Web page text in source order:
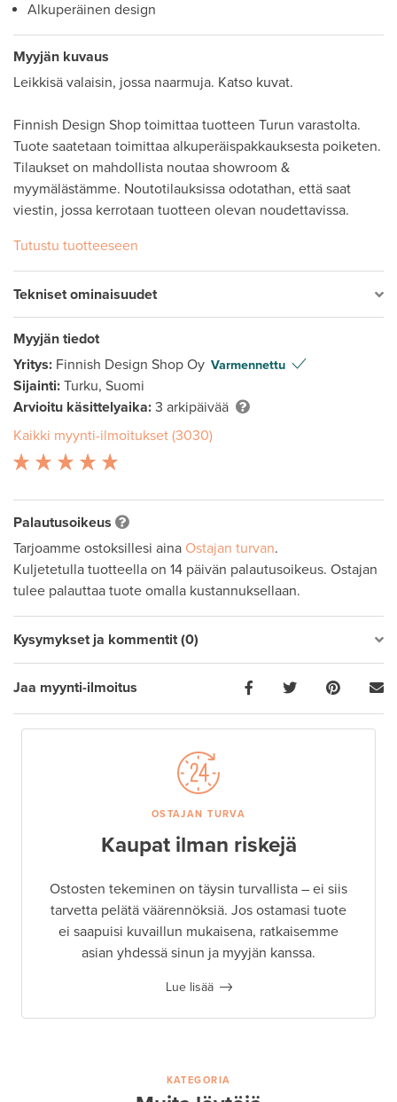
Alkuperäinen design
Myyjän kuvaus
Leikkisä valaisin, jossa naarmuja. Katso kuvat.
Finnish Design Shop toimittaa tuotteen Turun varastolta.
Tuote saatetaan toimittaa alkuperäispakkauksesta poiketen.
Tilaukset on mahdollista noutaa showroom &
myymälästämme. Noutotilauksissa odotathan, että saat
viestin, jossa kerrotaan tuotteen olevan noudettavissa.
Tutustu tuotteeseen
Tekniset ominaisuudet
Myyjän tiedot
Yritys: Finnish Design Shop Oy Varmennettu
Sijainti: Turku, Suomi
Arvioitu käsittelyaika: 3 arkipäivää
Kaikki myynti-ilmoitukset (3030)
Palautusoikeus
Tarjoamme ostoksillesi aina Ostajan turvan.
Kuljetetulla tuotteella on 14 päivän palautusoikeus. Ostajan
tulee palauttaa tuote omalla kustannuksellaan.
Kysymykset ja kommentit (0)
Jaa myynti-ilmoitus
OSTAJAN TURVA
Kaupat ilman riskejä
Ostosten tekeminen on täysin turvallista – ei siis
tarvetta pelätä väärennöksiä. Jos ostamasi tuote
ei saapuisi kuvaillun mukaisena, ratkaisemme
asian yhdessä sinun ja myyjän kanssa.
Lue lisää
KATEGORIA